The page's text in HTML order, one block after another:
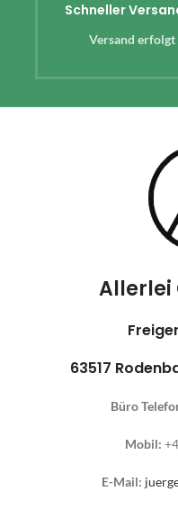
Schneller
Versand
Allerlei
63517
Büro
Mobil:
E-Mail: